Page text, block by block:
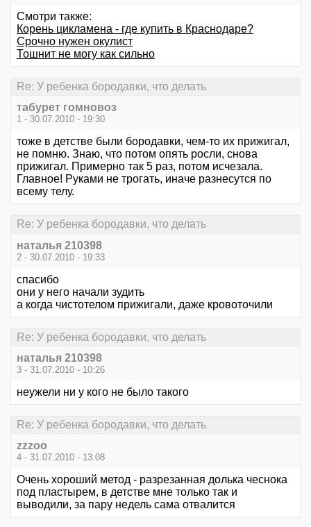
Смотри также:
Корень цикламена - где купить в Краснодаре?
Срочно нужен окулист
Тошнит не могу как сильно
Re: У ребенка бородавки, что делать
табурет гомновоз
1 - 30.07.2010 - 19:30
тоже в детстве были бородавки, чем-то их прижигал,
не помню. Знаю, что потом опять росли, снова
прижигал. Примерно так 5 раз, потом исчезала.
Главное! Руками не трогать, иначе разнесутся по
всему телу.
Re: У ребенка бородавки, что делать
наталья 210398
2 - 30.07.2010 - 19:33
спасибо
они у него начали зудить
а когда чистотелом прижигали, даже кровоточили
Re: У ребенка бородавки, что делать
наталья 210398
3 - 31.07.2010 - 10:26
неужели ни у кого не было такого
Re: У ребенка бородавки, что делать
zzzoo
4 - 31.07.2010 - 13:08
Очень хороший метод - разрезанная долька чеснока
под пластырем, в детстве мне только так и
выводили, за пару недель сама отвалится